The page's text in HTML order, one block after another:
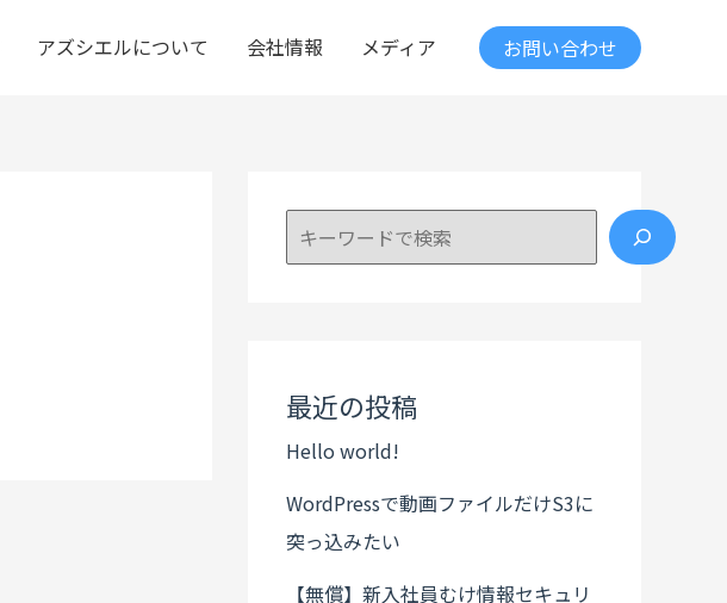
アズシエルについて 会社情報 メディア お問い合わせ
検索
最近の投稿
Hello world!
WordPressで動画ファイルだけS3に
突っ込みたい
【無償】新入社員むけ情報セキュリ